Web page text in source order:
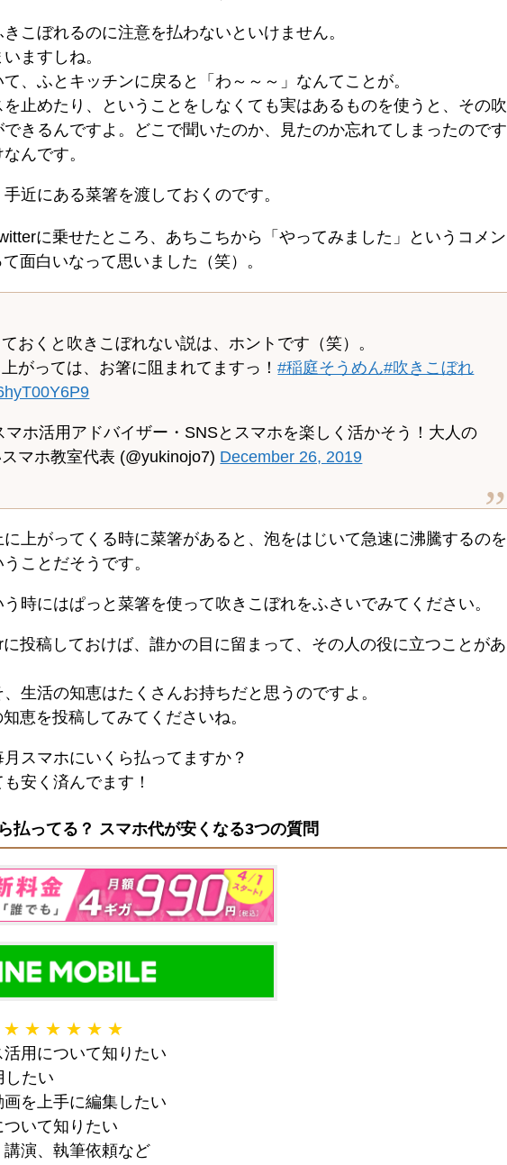
こぼれるのに注意を払わないといけません。
ますしね。
、ふとキッチンに戻ると「わ～～～」なんてことが。
止めたり、ということをしなくても実はあるものを使うと、その吹
きるんですよ。どこで聞いたのか、見たのか忘れてしまったのです
んです。
近にある菜箸を渡しておくのです。
に乗せたところ、あちこちから「やってみました」というコメン
面白いなって思いました（笑）。
おくと吹きこぼれない説は、ホントです（笑）。
がっては、お箸に阻まれてますっ！#稲庭そうめん#吹きこぼれ
ホ活用アドバイザー・SNSとスマホを楽しく活かそう！大人の
マホ教室代表 (@yukinojo7) December 26, 2019
上がってくる時に菜箸があると、泡をはじいて急速に沸騰するのを
ことだそうです。
時にはぱっと菜箸を使って吹きこぼれをふさいでみてください。
投稿しておけば、誰かの目に留まって、その人の役に立つことがあ
生活の知恵はたくさんお持ちだと思うのですよ。
恵を投稿してみてくださいね。
スマホにいくら払ってますか？
安く済んでます！
払ってる？ スマホ代が安くなる3つの質問
★ ★ ★ ★ ★
用について知りたい
たい
を上手に編集したい
いて知りたい
演、執筆依頼など